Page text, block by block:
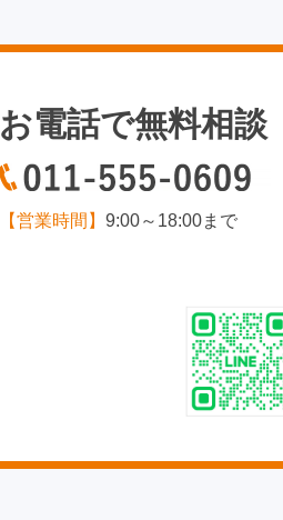
お電話で無料相談
【営業時間】 9:00～18:00まで